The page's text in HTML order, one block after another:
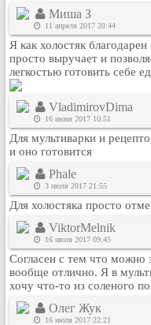
Миша З
11 апреля 2017 20:44
Я как холостяк
просто выручает и
легкостью готовить себе
VladimirovDima
16 июня 2017 10:51
Для мультиварки и
и оно готовится
Phale
3 июля 2017 21:55
Для холостяка просто
ViktorMelnik
16 июля 2017 09:45
Согласен с тем что можно
вообще отлично. Я в
хочу что-то из соленого
Олег Жук
16 июля 2017 22:21